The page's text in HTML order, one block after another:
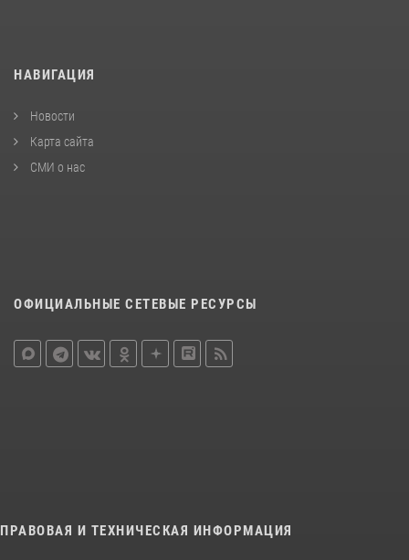
НАВИГАЦИЯ
Новости
Карта сайта
СМИ о нас
ОФИЦИАЛЬНЫЕ СЕТЕВЫЕ РЕСУРСЫ
ПРАВОВАЯ И ТЕХНИЧЕСКАЯ ИНФОРМАЦИЯ